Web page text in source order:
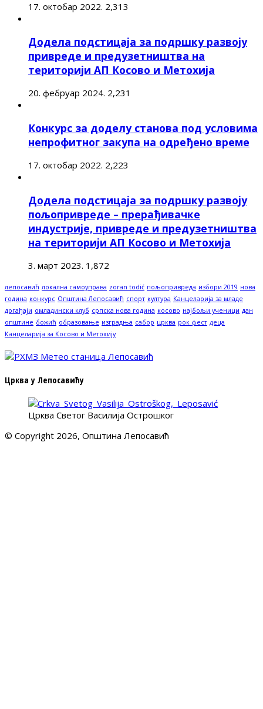
17. октобар 2022. 2,313
Додела подстицаја за подршку развоју
привреде и предузетништва на
територији АП Косово и Метохија
20. фебруар 2024. 2,231
Конкурс за доделу станова под условима
непрофитног закупа на одређено време
17. октобар 2022. 2,223
Додела подстицаја за подршку развоју
пољопривреде – прерађивачке
индустрије, привреде и предузетништва
на територији АП Косово и Метохија
3. март 2023. 1,872
лепосавић локална самоуправа zoran todić пољопривреда избори 2019 нова
година конкурс Општина Лепосавић спорт култура Канцеларија за младе
догађаји омладински клуб српска нова година косово најбољи ученици дан
општине божић образовање изградња сабор црква рок фест деца
Канцеларија за Косово и Метохију
Црква у Лепосавићу
Црква Светог Василија Острошког
© Copyright 2026, Општина Лепосавић